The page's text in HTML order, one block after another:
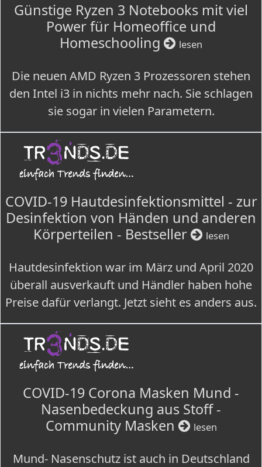
Günstige Ryzen 3 Notebooks mit viel
Power für Homeoffice und
Homeschooling
lesen
Die neuen AMD Ryzen 3 Prozessoren stehen
den Intel i3 in nichts mehr nach. Sie schlagen
sie sogar in vielen Parametern.
COVID-19 Hautdesinfektionsmittel - zur
Desinfektion von Händen und anderen
Körperteilen - Bestseller
lesen
Hautdesinfektion war im März und April 2020
überall ausverkauft und Händler haben hohe
Preise dafür verlangt. Jetzt sieht es anders aus.
COVID-19 Corona Masken Mund -
Nasenbedeckung aus Stoff -
Community Masken
lesen
Mund- Nasenschutz ist auch in Deutschland